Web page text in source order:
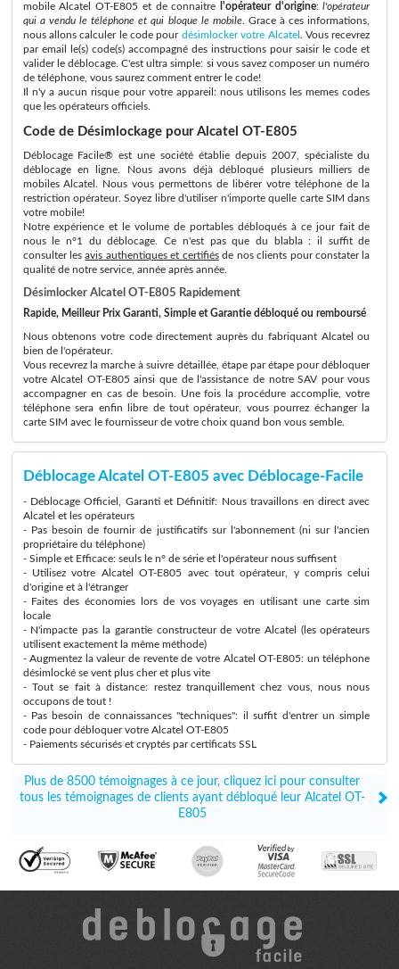
mobile Alcatel OT-E805 et de connaitre
l'opérateur d'origine:l'opérateur
qui a vendu le téléphone et qui bloque le mobile. Grace à ces informations,
nous allons calculer le code pour désimlocker votre Alcatel
. Vous recevrez
par email le(s) code(s) accompagné des instructions pour saisir le code et
valider le déblocage. C'est ultra simple: si vous savez composer un numéro
de téléphone, vous saurez comment entrer le code!
Il n'y a aucun risque pour votre appareil: nous utilisons les memes codes
que les opérateurs officiels.
Code de Désimlockage pour Alcatel OT-E805
Déblocage Facile® est une société établie depuis 2007, spécialiste du
déblocage en ligne. Nous avons déjà débloqué plusieurs milliers de
mobiles Alcatel. Nous vous permettons de libérer votre téléphone de la
restriction opérateur. Soyez libre d'utiliser n'importe quelle carte SIM dans
votre mobile!
Notre expérience et le volume de portables débloqués à ce jour fait de
nous le n°1 du déblocage. Ce n'est pas que du blabla : il suffit de
consulter lesavis authentiques et certifiésde nos clients pour constater la
qualité de notre service, année après année.
Désimlocker Alcatel OT-E805 Rapidement
Rapide, Meilleur Prix Garanti, Simple et Garantie débloqué ou remboursé
Nous obtenons votre code directement auprès du fabriquant Alcatel ou
bien de l'opérateur.
Vous recevrez la marche à suivre détaillée, étape par étape pour débloquer
votre Alcatel OT-E805 ainsi que de l'assistance de notre SAV pour vous
accompagner en cas de besoin. Une fois la procédure accomplie, votre
téléphone sera enfin libre de tout opérateur, vous pourrez échanger la
carte SIM avec le fournisseur de votre choix quand bon vous semble.
Déblocage Alcatel OT-E805 avec Déblocage-Facile
- Déblocage Officiel, Garanti et Définitif: Nous travaillons en direct avec
Alcatel et les opérateurs
- Pas besoin de fournir de justificatifs sur l'abonnement (ni sur l'ancien
propriétaire du téléphone)
- Simple et Efficace: seuls le n° de série et l'opérateur nous suffisent
- Utilisez votre Alcatel OT-E805 avec tout opérateur, y compris celui
d'origine et à l'étranger
- Faites des économies lors de vos voyages en utilisant une carte sim
locale
- N'impacte pas la garantie constructeur de votre Alcatel (les opérateurs
utilisent exactement la même méthode)
- Augmentez la valeur de revente de votre Alcatel OT-E805: un téléphone
désimlocké se vent plus cher et plus vite
- Tout se fait à distance: restez tranquillement chez vous, nous nous
occupons de tout !
- Pas besoin de connaissances "techniques": il suffit d'entrer un simple
code pour débloquer votre Alcatel OT-E805
- Paiements sécurisés et cryptés par certificats SSL
Plus de 8500 témoignages à ce jour, cliquez ici pour consulter
tous les témoignages de clients ayant débloqué leur Alcatel OT-
E805